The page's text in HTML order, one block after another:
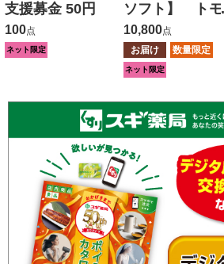
支援募金 50円
100点
ネット限定
ソフト】 トモ
ダチコレクショ
ン わくわく生
活
10,800点
お届け
数量限定
ネット限定